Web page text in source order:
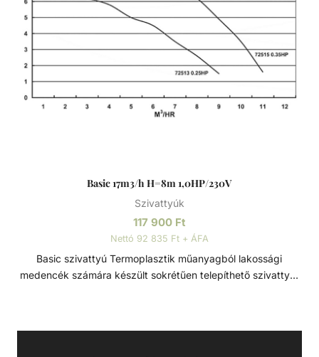
Basic 17m3/h H=8m 1,0HP/230V
Szivattyúk
117 900 Ft
Nettó 92 835 Ft + ÁFA
Basic szivattyú Termoplasztik műanyagból lakossági
medencék számára készült sokrétűen telepíthető szivattyú.